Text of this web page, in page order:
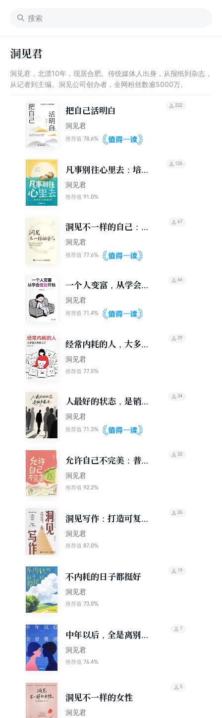
洞见君
洞见君，北漂10年，现居合肥。传统媒体人出身，从报纸到杂志，
从记者到主编。洞见公司创办者，全网粉丝数逾5000万。
把自己活明白
洞见君
推荐值 78.6%
222
凡事别往心里去：培养
你的钝感力
洞见君
推荐值 91.0%
126
洞见不一样的自己：让
你少走弯路的60个智慧
锦囊
洞见君
推荐值 77.6%
67
一个人变富，从学会独
处开始（轻成长）
洞见君
推荐值 71.4%
66
经常内耗的人，大多是
太有良心了（轻成长）
洞见君
推荐值 77.5%
39
人最好的状态，是销声
匿迹（轻成长）
洞见君
推荐值 71.3%
34
允许自己不完美：普通
人的25个自洽练习
洞见君
推荐值 92.2%
32
洞见写作：打造可复制
的文章方法论
洞见君
推荐值 87.0%
26
不内耗的日子都挺好
洞见君
推荐值 73.0%
19
中年以后，全是离别
（轻成长）
洞见君
推荐值 76.4%
7
洞见不一样的女性
洞见君
5